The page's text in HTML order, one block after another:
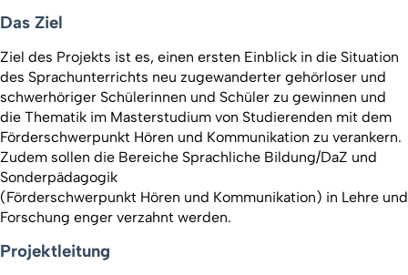
Das Ziel
Ziel des Projekts ist es, einen ersten Einblick in die Situation
des Sprachunterrichts neu zugewanderter gehörloser und
schwerhöriger Schülerinnen und Schüler zu gewinnen und
die Thematik im Masterstudium von Studierenden mit dem
Förderschwerpunkt Hören und Kommunikation zu verankern.
Zudem sollen die Bereiche Sprachliche Bildung/DaZ und
Sonderpädagogik
(Förderschwerpunkt Hören und Kommunikation) in Lehre und
Forschung enger verzahnt werden.
Projektleitung